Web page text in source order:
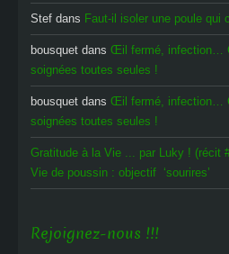
Stef dans Faut-il isoler une poule qui
bousquet dans Œil fermé, infection…
soignées toutes seules !
bousquet dans Œil fermé, infection…
soignées toutes seules !
Gratitude à la Vie ... par Luky ! (récit
Vie de poussin : objectif ‘sourires’
Rejoignez-nous !!!